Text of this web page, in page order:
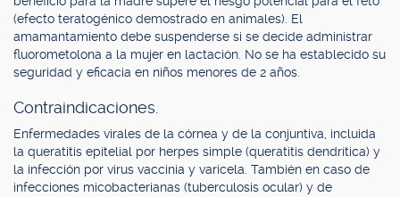
(efecto teratogénico demostrado en animales). El
amamantamiento debe suspenderse si se decide administrar
fluorometolona a la mujer en lactación. No se ha establecido su
seguridad y eficacia en niños menores de 2 años.
Contraindicaciones.
Enfermedades virales de la córnea y de la conjuntiva, incluida
la queratitis epitelial por herpes simple (queratitis dendrítica) y
la infección por virus vaccinia y varicela. También en caso de
infecciones micobacterianas (tuberculosis ocular) y de